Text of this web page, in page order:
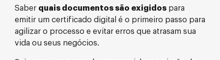
Saber quais documentos são exigidos para
emitir um certificado digital é o primeiro passo para
agilizar o processo e evitar erros que atrasam sua
vida ou seus negócios.